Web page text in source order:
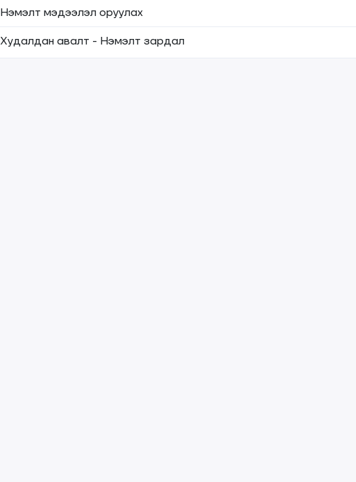
Нэмэлт мэдээлэл оруулах
Худалдан авалт - Нэмэлт зардал